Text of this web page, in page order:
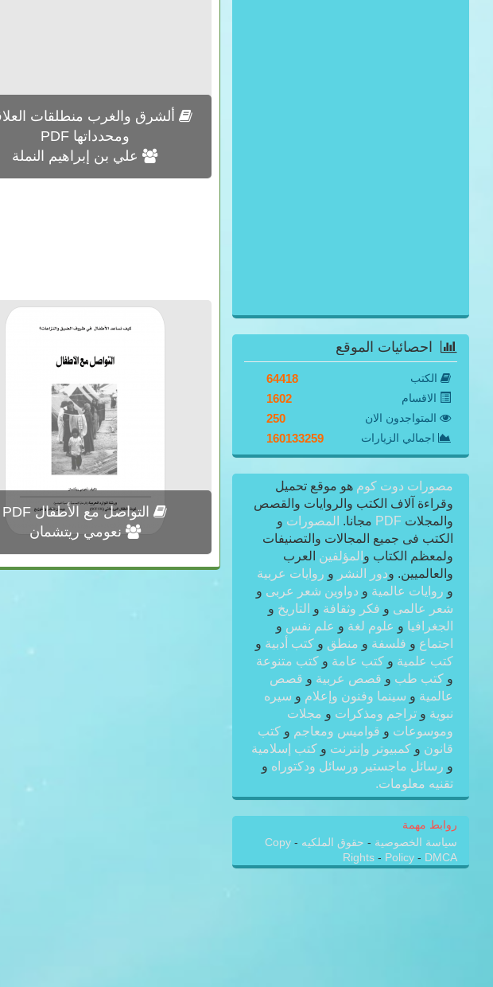
ألشرق والغرب منطلقات
ومحدداتها PDF
علي بن إبراهيم النملة
التواصل مع الأطفال PDF
نعومي ريتشمان
احصائيات الموقع
الكتب 64418
الاقسام 1602
المتواجدون الان 250
اجمالي الزيارات 160133259
مصورات دوت كوم هو موقع تحميل
وقراءة آلاف الكتب والروايات والقصص
والمجلات PDF مجانا. المصورات و
الكتب فى جميع المجالات والتصنيفات
ولمعظم الكتاب و المؤلفين العرب
والعالميين. ودور النشر و روايات عربية
و روايات عالمية و دواوين شعر عربى و
شعر عالمى و فكر وثقافة و التاريخ و
الجغرافيا و علوم لغة و علم نفس و
اجتماع و فلسفة و منطق و كتب أدبية و
كتب علمية و كتب عامة و كتب متنوعة
و كتب طب و قصص عربية و قصص
عالمية و سينما وفنون وإعلام و سيره
نبوية و تراجم ومذكرات و مجلات
وموسوعات و قواميس ومعاجم و كتب
قانون و كمبيوتر وإنترنت و كتب إسلامية
و رسائل ماجستير ورسائل ودكتوراه و
تقنيه معلومات.
روابط مهمة
سياسة الخصوصية - حقوق الملكيه -
Copy
Rights - Policy - DMCA